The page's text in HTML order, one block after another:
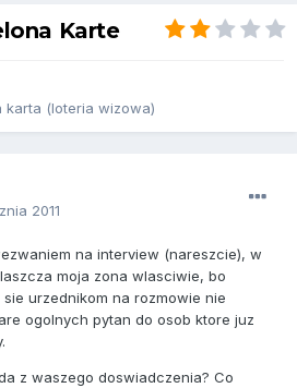
Karte
karta (loteria wizowa)
2011
na interview (nareszcie), w
moja zona wlasciwie, bo
urzednikom na rozmowie nie
ogolnych pytan do osob ktore juz
z waszego doswiadczenia? Co